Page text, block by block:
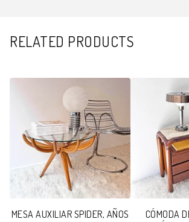
RELATED PRODUCTS
MESA AUXILIAR SPIDER, AÑOS
CÓMODA